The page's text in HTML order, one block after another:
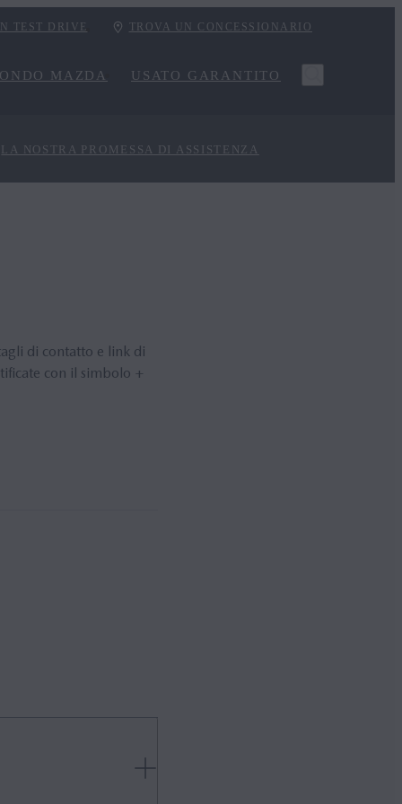
TEST DRIVE TROVA UN CONCESSIONARIO
MAZDA USATO GARANTITO
LA NOSTRA PROMESSA DI ASSISTENZA
di contatto e link di
con il simbolo +